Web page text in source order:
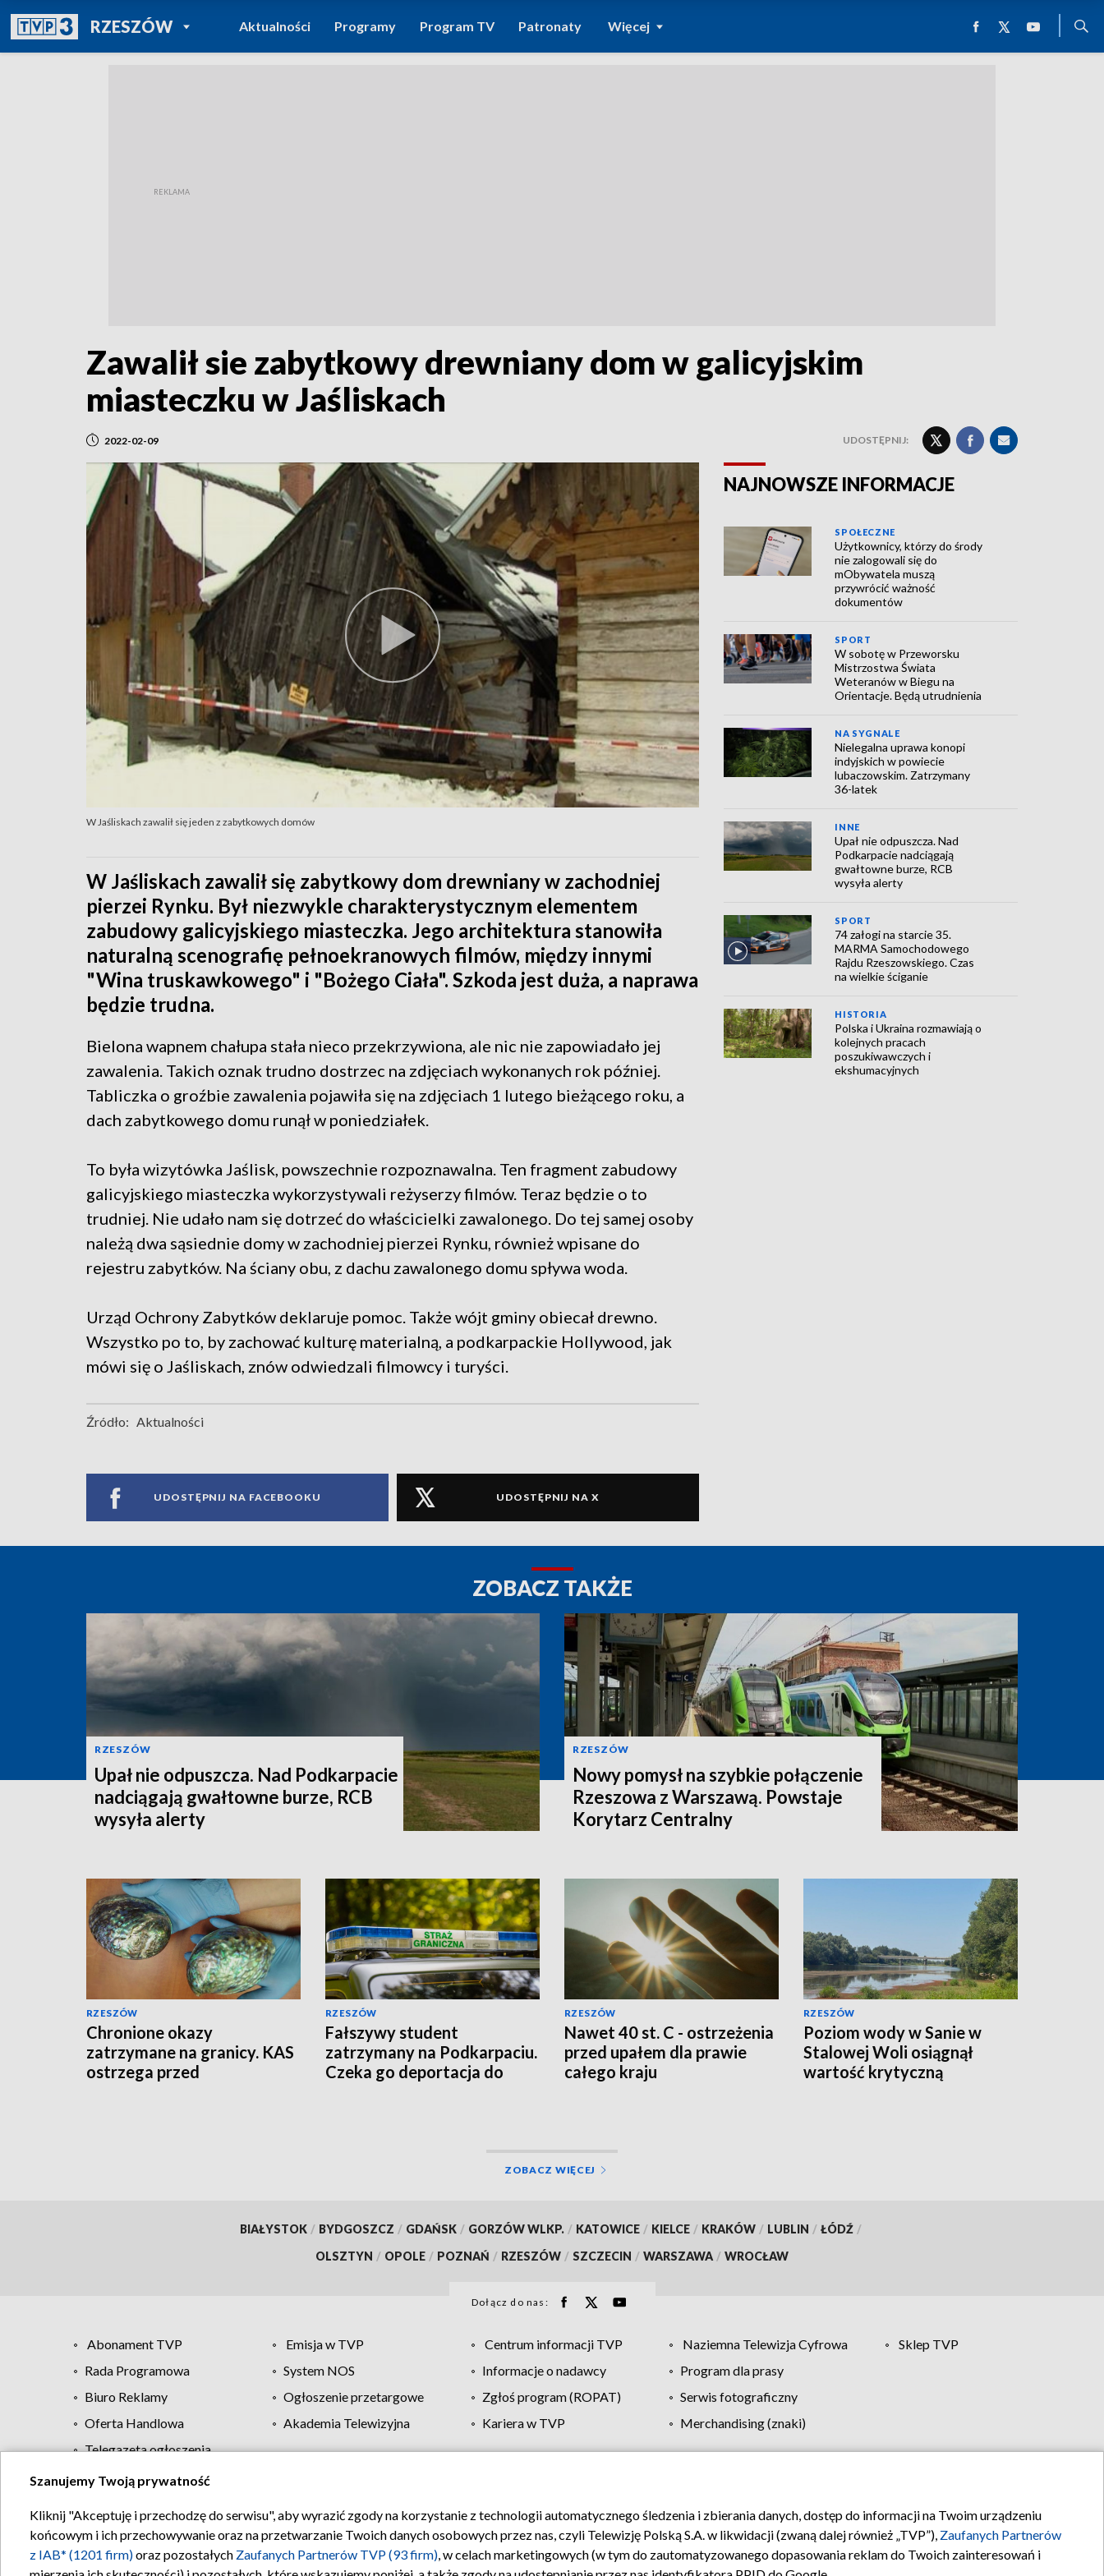
RZESZÓWPOWRÓT DO
TVP REGIONY
Aktualności Programy Program TV Patronaty Więcej
Zawalił sie zabytkowy drewniany dom w galicyjskim
miasteczku w Jaśliskach
2022-02-09 UDOSTĘPNIJ:
W Jaśliskach zawalił się jeden z zabytkowych domów
W Jaśliskach zawalił się zabytkowy dom drewniany w zachodniej
pierzei Rynku. Był niezwykle charakterystycznym elementem
zabudowy galicyjskiego miasteczka. Jego architektura stanowiła
naturalną scenografię pełnoekranowych filmów, między innymi
"Wina truskawkowego" i "Bożego Ciała". Szkoda jest duża, a naprawa
będzie trudna.
Bielona wapnem chałupa stała nieco przekrzywiona, ale nic nie zapowiadało jej
zawalenia. Takich oznak trudno dostrzec na zdjęciach wykonanych rok później.
Tabliczka o groźbie zawalenia pojawiła się na zdjęciach 1 lutego bieżącego roku, a
dach zabytkowego domu runął w poniedziałek.
To była wizytówka Jaślisk, powszechnie rozpoznawalna. Ten fragment zabudowy
galicyjskiego miasteczka wykorzystywali reżyserzy filmów. Teraz będzie o to
trudniej. Nie udało nam się dotrzeć do właścicielki zawalonego. Do tej samej osoby
należą dwa sąsiednie domy w zachodniej pierzei Rynku, również wpisane do
rejestru zabytków. Na ściany obu, z dachu zawalonego domu spływa woda.
Urząd Ochrony Zabytków deklaruje pomoc. Także wójt gminy obiecał drewno.
Wszystko po to, by zachować kulturę materialną, a podkarpackie Hollywood, jak
mówi się o Jaśliskach, znów odwiedzali filmowcy i turyści.
Źródło: Aktualności
UDOSTĘPNIJ NA FACEBOOKU UDOSTĘPNIJ NA X
NAJNOWSZE INFORMACJE
SPOŁECZNE
Użytkownicy, którzy do środy
nie zalogowali się do
mObywatela muszą
przywrócić ważność
dokumentów
SPORT
W sobotę w Przeworsku
Mistrzostwa Świata
Weteranów w Biegu na
Orientacje. Będą utrudnienia
NA SYGNALE
Nielegalna uprawa konopi
indyjskich w powiecie
lubaczowskim. Zatrzymany
36-latek
INNE
Upał nie odpuszcza. Nad
Podkarpacie nadciągają
gwałtowne burze, RCB
wysyła alerty
SPORT
74 załogi na starcie 35.
MARMA Samochodowego
Rajdu Rzeszowskiego. Czas
na wielkie ściganie
HISTORIA
Polska i Ukraina rozmawiają o
kolejnych pracach
poszukiwawczych i
ekshumacyjnych
ZOBACZ TAKŻE
RZESZÓW
Upał nie odpuszcza. Nad Podkarpacie
nadciągają gwałtowne burze, RCB
wysyła alerty
RZESZÓW
Nowy pomysł na szybkie połączenie
Rzeszowa z Warszawą. Powstaje
Korytarz Centralny
RZESZÓW
Chronione okazy
zatrzymane na granicy. KAS
ostrzega przed
RZESZÓW
Fałszywy student
zatrzymany na Podkarpaciu.
Czeka go deportacja do
RZESZÓW
Nawet 40 st. C - ostrzeżenia
przed upałem dla prawie
całego kraju
RZESZÓW
Poziom wody w Sanie w
Stalowej Woli osiągnął
wartość krytyczną
ZOBACZ WIĘCEJ
BIAŁYSTOK / BYDGOSZCZ / GDAŃSK / GORZÓW WLKP. / KATOWICE / KIELCE / KRAKÓW / LUBLIN / ŁÓDŹ /
OLSZTYN / OPOLE / POZNAŃ / RZESZÓW / SZCZECIN / WARSZAWA / WROCŁAW
Dołącz do nas:
Abonament TVP Emisja w TVP Centrum informacji TVP Naziemna Telewizja Cyfrowa
Sklep TVP
Rada Programowa
System NOS Informacje o nadawcy
Program dla prasy
Biuro Reklamy
Ogłoszenie przetargowe Zgłoś program (ROPAT)
Serwis fotograficzny
Oferta Handlowa
Akademia Telewizyjna Kariera w TVP
Merchandising (znaki)
Telegazeta ogłoszenia
Regulamin TVP Polityka prywatności Moje zgody Pomoc Biuro reklamy Kontakt
Szanujemy Twoją prywatność
Kliknij "Akceptuję i przechodzę do serwisu", aby wyrazić zgody na korzystanie z technologii automatycznego śledzenia i zbierania danych, dostęp do informacji na Twoim urządzeniu
końcowym i ich przechowywanie oraz na przetwarzanie Twoich danych osobowych przez nas, czyli Telewizję Polską S.A. w likwidacji (zwaną dalej również „TVP”), Zaufanych Partnerów
z IAB* (1201 firm)oraz pozostałych Zaufanych Partnerów TVP (93 firm), w celach marketingowych (w tym do zautomatyzowanego dopasowania reklam do Twoich zainteresowań i